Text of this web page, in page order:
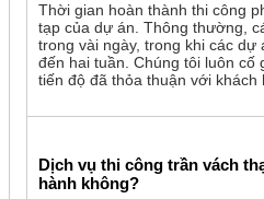
Thời gian hoàn thành thi công
tạp của dự án. Thông thường,
trong vài ngày, trong khi các dự
đến hai tuần. Chúng tôi luôn
tiến độ đã thỏa thuận với khách
Dịch vụ thi công trần vách
hành không?